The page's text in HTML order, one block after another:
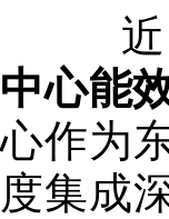
近
中心能
心作为
度集成